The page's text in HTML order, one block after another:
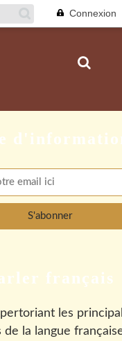
Connexion
français
les
la langue